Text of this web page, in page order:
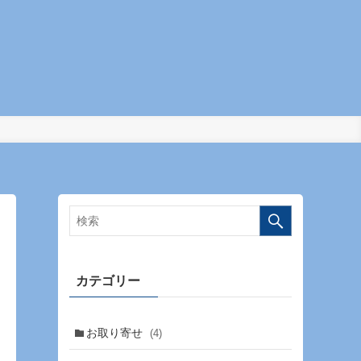
カテゴリー
お取り寄せ (4)